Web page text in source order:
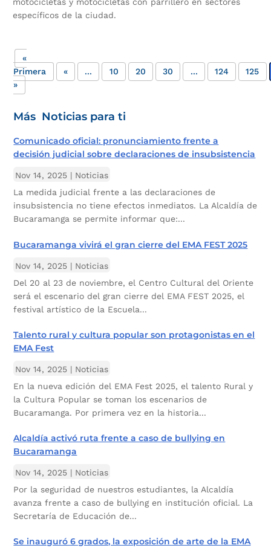
motocicletas y motocicletas con parrillero en sectores
específicos de la ciudad.
«
Primera
« ... 10 20 30 ... 124
125
»
Más Noticias para ti
Comunicado oficial: pronunciamiento frente a
decisión judicial sobre declaraciones de insubsistencia
Nov 14, 2025 | Noticias
La medida judicial frente a las declaraciones de
insubsistencia no tiene efectos inmediatos. La Alcaldía de
Bucaramanga se permite informar que:...
Bucaramanga vivirá el gran cierre del EMA FEST 2025
Nov 14, 2025 | Noticias
Del 20 al 23 de noviembre, el Centro Cultural del Oriente
será el escenario del gran cierre del EMA FEST 2025, el
festival artístico de la Escuela...
Talento rural y cultura popular son protagonistas en el
EMA Fest
Nov 14, 2025 | Noticias
En la nueva edición del EMA Fest 2025, el talento Rural y
la Cultura Popular se toman los escenarios de
Bucaramanga. Por primera vez en la historia...
Alcaldía activó ruta frente a caso de bullying en
Bucaramanga
Nov 14, 2025 | Noticias
Por la seguridad de nuestros estudiantes, la Alcaldía
avanza frente a caso de bullying en institución oficial. La
Secretaría de Educación de...
Se inauguró 6 grados, la exposición de arte de la EMA